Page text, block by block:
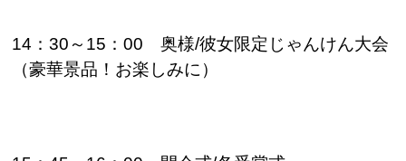
14 ：30 ～ 15 ：00 奥様/彼女限定じゃんけん大会
（豪華景品！お楽しみに）